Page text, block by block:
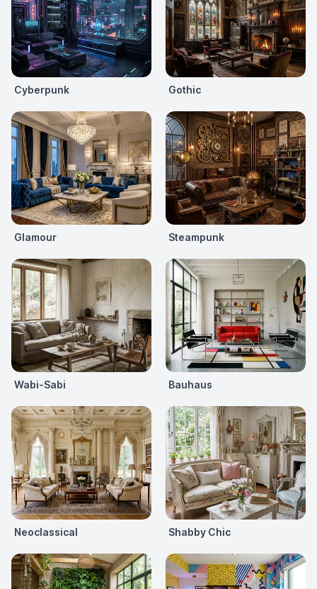
Cyberpunk Gothic
Glamour Steampunk
Wabi-Sabi Bauhaus
Neoclassical Shabby Chic